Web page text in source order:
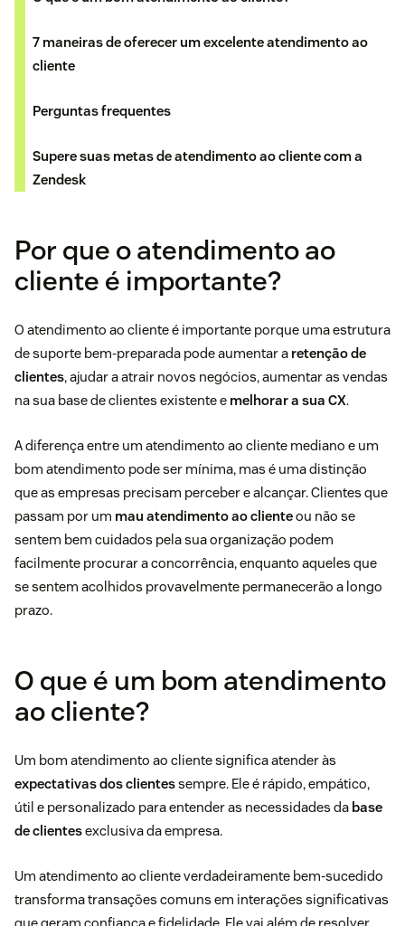
7 maneiras de oferecer um excelente atendimento ao
cliente
Perguntas frequentes
Supere suas metas de atendimento ao cliente com a
Zendesk
Por que o atendimento ao
cliente é importante?
O atendimento ao cliente é importante porque uma estrutura
de suporte bem-preparada pode aumentar a retenção de
clientes, ajudar a atrair novos negócios, aumentar as vendas
na sua base de clientes existente e melhorar a sua CX.
A diferença entre um atendimento ao cliente mediano e um
bom atendimento pode ser mínima, mas é uma distinção
que as empresas precisam perceber e alcançar. Clientes que
passam por um mau atendimento ao clienteou não se
sentem bem cuidados pela sua organização podem
facilmente procurar a concorrência, enquanto aqueles que
se sentem acolhidos provavelmente permanecerão a longo
prazo.
O que é um bom atendimento
ao cliente?
Um bom atendimento ao cliente significa atender às
expectativas dos clientessempre. Ele é rápido, empático,
útil e personalizado para entender as necessidades da base
de clientesexclusiva da empresa.
Um atendimento ao cliente verdadeiramente bem-sucedido
transforma transações comuns em interações significativas